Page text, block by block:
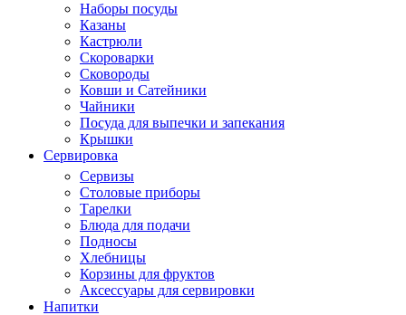
Наборы посуды
Казаны
Кастрюли
Скороварки
Сковороды
Ковши и Сатейники
Чайники
Посуда для выпечки и запекания
Крышки
Сервировка
Сервизы
Столовые приборы
Тарелки
Блюда для подачи
Подносы
Хлебницы
Корзины для фруктов
Аксессуары для сервировки
Напитки